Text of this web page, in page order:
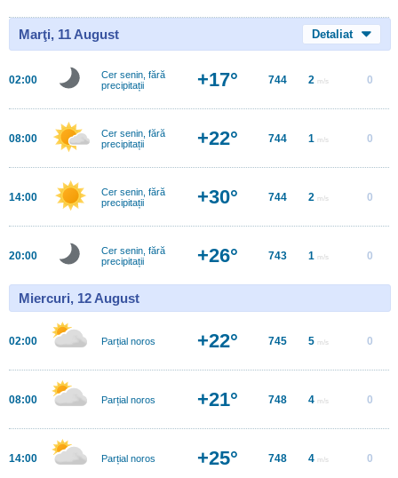
Marţi, 11 August Detaliat
02:00
Cer senin, fără
precipitații
+17° 744 2 m/s 0
08:00
Cer senin, fără
precipitații
+22° 744 1 m/s 0
14:00
Cer senin, fără
precipitații
+30° 744 2 m/s 0
20:00
Cer senin, fără
precipitații
+26° 743 1 m/s 0
Miercuri, 12 August
02:00 Parțial noros +22° 745 5 m/s 0
08:00 Parțial noros +21° 748 4 m/s 0
14:00 Parțial noros +25° 748 4 m/s 0